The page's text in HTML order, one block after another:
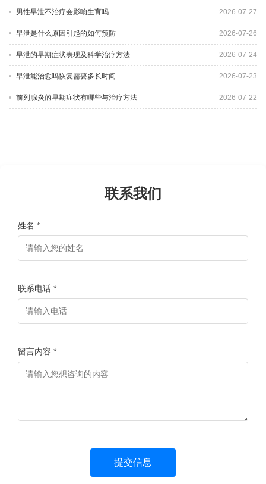
男性早泄不治疗会影响生育吗 2026-07-27
早泄是什么原因引起的如何预防 2026-07-26
早泄的早期症状表现及科学治疗方法 2026-07-24
早泄能治愈吗恢复需要多长时间 2026-07-23
前列腺炎的早期症状有哪些与治疗方法 2026-07-22
联系我们
姓名 *
联系电话 *
留言内容 *
提交信息